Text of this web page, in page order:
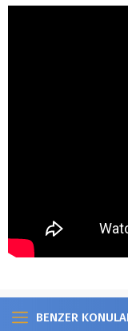
BENZER